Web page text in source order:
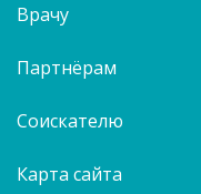
Врачу
Партнёрам
Соискателю
Карта сайта